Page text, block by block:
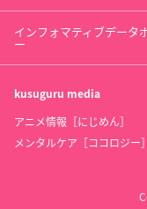
インフォマティブデータ
ー
kusuguru media
アニメ情報［にじめん］
メンタルケア［ココロジー］